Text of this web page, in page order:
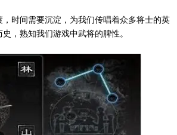
时间需要沉淀，为我们传唱着众多将士的英
，熟知我们游戏中武将的脾性。